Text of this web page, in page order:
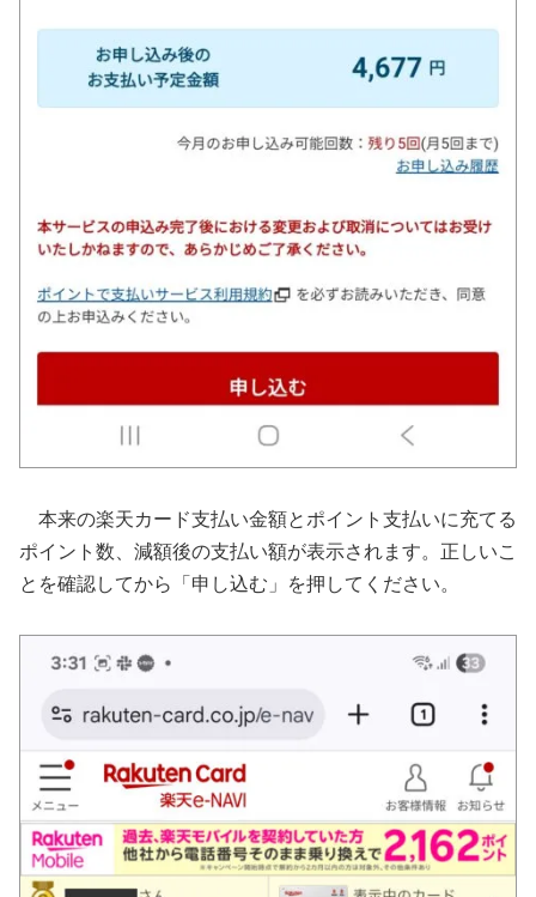
本来の楽天カード支払い金額とポイント支払いに充てる
ポイント数、減額後の支払い額が表示されます。正しいこ
とを確認してから「申し込む」を押してください。